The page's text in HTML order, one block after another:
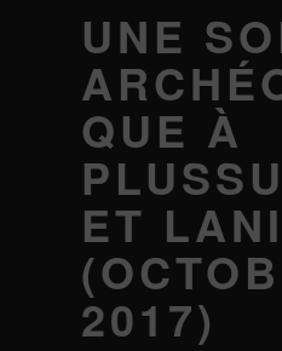
UNE
QUE À
ET
2017)